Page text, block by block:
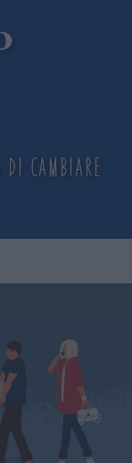
di cambiare